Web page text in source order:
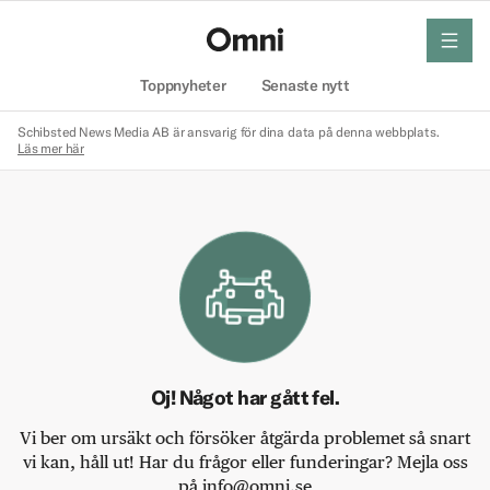
Toppnyheter Senaste nytt
meny
Schibsted News Media AB är ansvarig för dina data på denna webbplats.
Läs mer här
Oj! Något har gått fel.
Vi ber om ursäkt och försöker åtgärda problemet så snart
vi kan, håll ut! Har du frågor eller funderingar? Mejla oss